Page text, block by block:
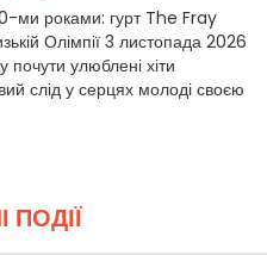
ми роками: гурт The Fray
Олімпії 3 листопада 2026
улюблені хіти
слід у серцях молоді своєю
ПОДІЇ